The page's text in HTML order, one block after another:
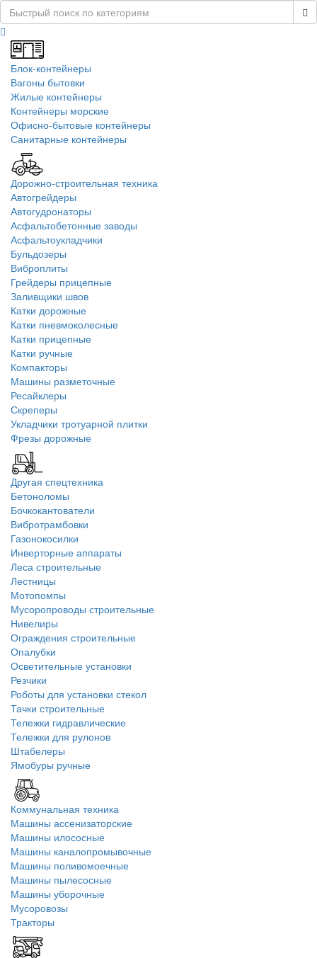
Блок-контейнеры
Вагоны бытовки
Жилые контейнеры
Контейнеры морские
Офисно-бытовые контейнеры
Санитарные контейнеры
Дорожно-строительная техника
Автогрейдеры
Автогудронаторы
Асфальтобетонные заводы
Асфальтоукладчики
Бульдозеры
Виброплиты
Грейдеры прицепные
Заливщики швов
Катки дорожные
Катки пневмоколесные
Катки прицепные
Катки ручные
Компакторы
Машины разметочные
Ресайклеры
Скреперы
Укладчики тротуарной плитки
Фрезы дорожные
Другая спецтехника
Бетоноломы
Бочкокантователи
Вибротрамбовки
Газонокосилки
Инверторные аппараты
Леса строительные
Лестницы
Мотопомпы
Мусоропроводы строительные
Нивелиры
Ограждения строительные
Опалубки
Осветительные установки
Резчики
Роботы для установки стекол
Тачки строительные
Тележки гидравлические
Тележки для рулонов
Штабелеры
Ямобуры ручные
Коммунальная техника
Машины ассенизаторские
Машины илососные
Машины каналопромывочные
Машины поливомоечные
Машины пылесосные
Машины уборочные
Мусоровозы
Тракторы